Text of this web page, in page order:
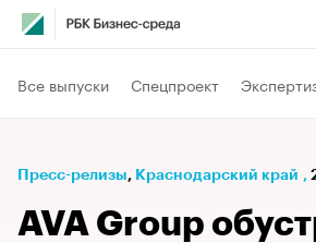
Все выпуски Спецпроект
Пресс-релизы⁠, Краснодарский край ,
AVA Group